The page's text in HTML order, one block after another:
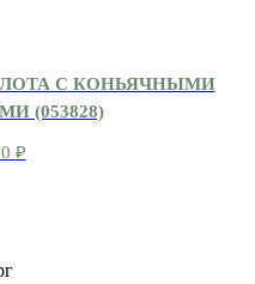
С КОНЬЯЧНЫМИ
(053828)
₽